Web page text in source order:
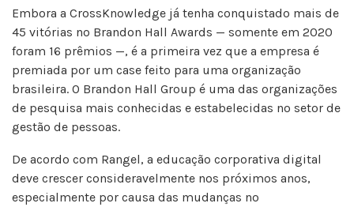
Embora a CrossKnowledge já tenha conquistado mais de
45 vitórias no Brandon Hall Awards — somente em 2020
foram 16 prêmios —, é a primeira vez que a empresa é
premiada por um case feito para uma organização
brasileira. O Brandon Hall Group é uma das organizações
de pesquisa mais conhecidas e estabelecidas no setor de
gestão de pessoas.
De acordo com Rangel, a educação corporativa digital
deve crescer consideravelmente nos próximos anos,
especialmente por causa das mudanças no